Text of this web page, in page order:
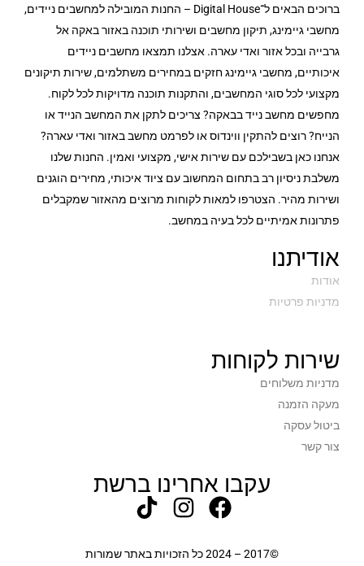
ברוכים הבאים ל־Digital House – החנות המובילה למחשבים ניידים,
מחשבי גיימינג, תיקון מחשבים ושירותי תוכנה באזור באקה אל
גרבייה ובכל אזור ואדי עארה. אצלנו תמצאו מחשבים ניידים
איכותיים, מחשבי גיימינג חזקים במחירים משתלמים, שירות תיקונים
מקצועי לכל סוגי המחשבים, והתקנות תוכנה מדויקות לכל לקוח.
מחפשים מחשב נייד בבאקה? צריכים לתקן את המחשב הנייד או
הנייח? רוצים להתקין ווינדוס או לפרמט מחשב באזור ואדי עארה?
אנחנו כאן בשבילכם עם שירות אישי, מקצועי ואמין. החנות שלנו
משלבת ניסיון רב בתחום המחשוב עם ציוד איכותי, מחירים הוגנים
ושירות מהיר. הצטרפו למאות לקוחות מרוצים מהאזור שמקבלים
פתרונות אמיתיים לכל בעיה במחשב.
אודיתנו
אודות
מדניות פרטיות
שירות לקוחות
מדניות משלוחים
מעקה הזמנה
ביטול עסקה
צור קשר
עקבו אחרינו ברשת
©2017 – 2024 כל הזכויות באתר שמורות